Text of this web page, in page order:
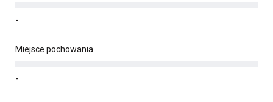
-
Miejsce pochowania
-